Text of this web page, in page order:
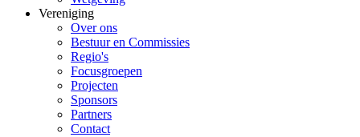
Vereniging
Over ons
Bestuur en Commissies
Regio's
Focusgroepen
Projecten
Sponsors
Partners
Contact